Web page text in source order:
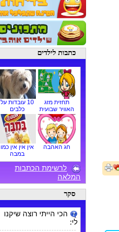
כתבות לילדים
תחזית מזג
האוויר שבועית
10 עובדות על
כלבים
חג האהבה
אין אין אין כמו
במבה
לרשימת הכתבות
המלאה
סקר
הכי הייתי רוצה שיקנו
לי: